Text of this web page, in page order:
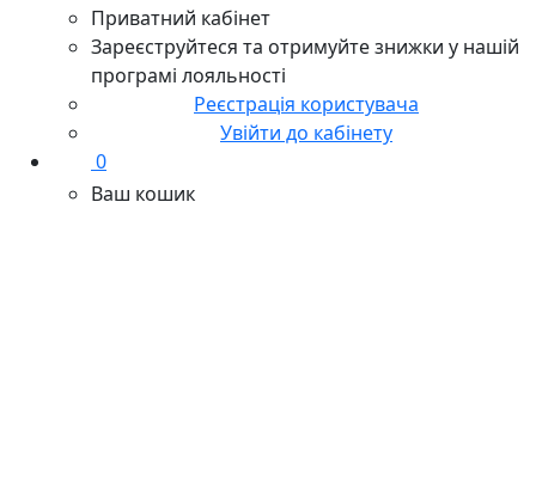
Приватний кабінет
Зареєструйтеся та отримуйте знижки у нашій
програмі лояльності
Реєстрація користувача
Увійти до кабінету
0
Ваш кошик